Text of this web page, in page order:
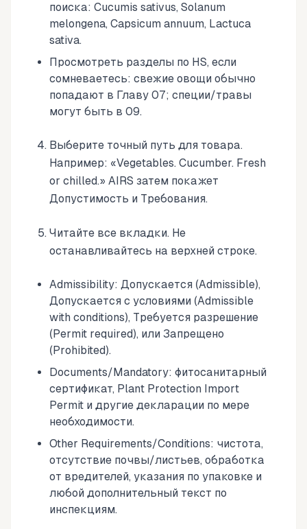
поиска: Cucumis sativus, Solanum
melongena, Capsicum annuum, Lactuca
sativa.
Просмотреть разделы по HS, если
сомневаетесь: свежие овощи обычно
попадают в Главу 07; специи/травы
могут быть в 09.
Выберите точный путь для товара.
Например: «Vegetables. Cucumber. Fresh
or chilled.» AIRS затем покажет
Допустимость и Требования.
Читайте все вкладки. Не
останавливайтесь на верхней строке.
Admissibility: Допускается (Admissible),
Допускается с условиями (Admissible
with conditions), Требуется разрешение
(Permit required), или Запрещено
(Prohibited).
Documents/Mandatory: фитосанитарный
сертификат, Plant Protection Import
Permit и другие декларации по мере
необходимости.
Other Requirements/Conditions: чистота,
отсутствие почвы/листьев, обработка
от вредителей, указания по упаковке и
любой дополнительный текст по
инспекциям.